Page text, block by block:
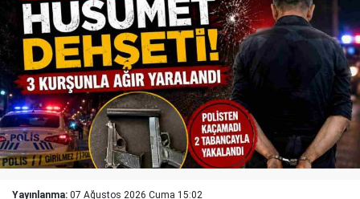
Yayınlanma: 07 Ağustos 2026 Cuma 15:02